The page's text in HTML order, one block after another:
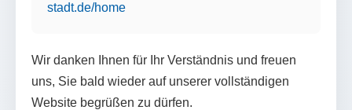
stadt.de/home
Wir danken Ihnen für Ihr Verständnis und freuen
uns, Sie bald wieder auf unserer vollständigen
Website begrüßen zu dürfen.